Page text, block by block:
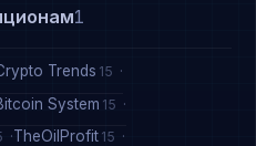
1
Trends 15
System 15
TheOilProfit 15